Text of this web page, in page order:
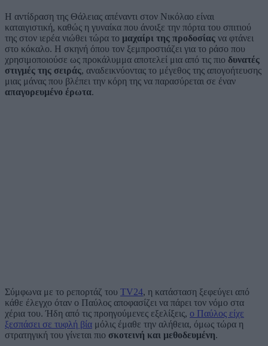
Η αντίδραση της Θάλειας απέναντι στον Νικόλαο είναι
καταιγιστική, καθώς η γυναίκα που άνοιξε την πόρτα του σπιτιού
της στον ιερέα νιώθει τώρα το μαχαίρι της προδοσίας να φτάνει
στο κόκαλο. Η σκηνή όπου τον ξεμπροστιάζει για το ράσο που
χρησιμοποιούσε ως προκάλυμμα αποτελεί μια από τις πιο δυνατές
στιγμές της σειράς, αναδεικνύοντας το μέγεθος της απογοήτευσης
μιας μάνας που βλέπει την κόρη της να παρασύρεται σε έναν
απαγορευμένο έρωτα.
Σύμφωνα με το ρεπορτάζ του TV24, η κατάσταση ξεφεύγει από
κάθε έλεγχο όταν ο Παύλος αποφασίζει να πάρει τον νόμο στα
χέρια του. Ήδη από τις προηγούμενες εξελίξεις, ο Παύλος είχε
ξεσπάσει σε τυφλή βία μόλις έμαθε την αλήθεια, όμως τώρα η
στρατηγική του γίνεται πιο σκοτεινή και μεθοδευμένη.